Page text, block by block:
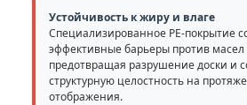
Устойчивость к жиру и влаге
Специализированное PE-покрытие
эффективные барьеры против масел
предотвращая разрушение доски и
структурную целостность на
отображения.